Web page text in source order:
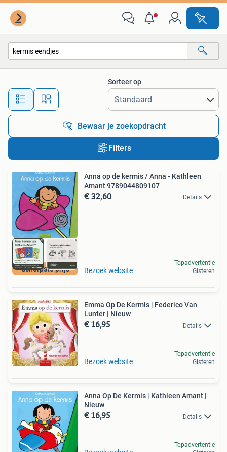
Alle afstanden…
Sorteer op
Bewaar je zoekopdracht
Filters
Scherpste prijs
Anna op de kermis / Anna - Kathleen
Amant 9789044809107
€ 32,60 Details
Bezoek website
Topadvertentie
Gisteren
Emma Op De Kermis | Federico Van
Lunter | Nieuw
€ 16,95 Details
Bezoek website
Topadvertentie
Gisteren
Anna Op De Kermis | Kathleen Amant |
Nieuw
€ 16,95 Details
Topadvertentie